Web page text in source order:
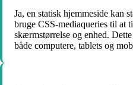
Ja, en statisk hjemmeside kan
bruge CSS-mediaqueries til at
skærmstørrelse og enhed.
både computere, tablets og